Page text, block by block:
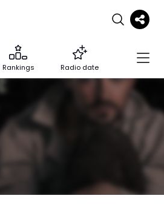
Rankings Radio date